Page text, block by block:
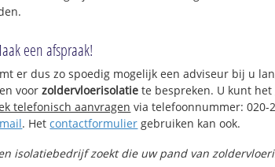
een afspraak!
er dus zo spoedig mogelijk een adviseur bij u
voorzoldervloerisolatie te bespreken. U kunt het
telefonisch aanvragen via telefoonnummer: 020-
. Hetcontactformulier gebruiken kan ook.
isolatiebedrijf zoekt die uw pand van